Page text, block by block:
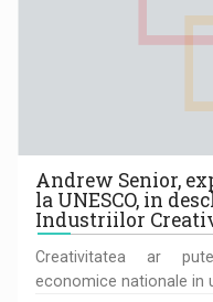
Andrew Senior,
la UNESCO, in
Industriilor
Creativitatea ar
economice nationale in